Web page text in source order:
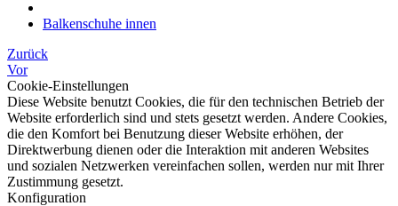
Balkenschuhe innen
Zurück
Vor
Cookie-Einstellungen
Diese Website benutzt Cookies, die für den technischen Betrieb der
Website erforderlich sind und stets gesetzt werden. Andere Cookies,
die den Komfort bei Benutzung dieser Website erhöhen, der
Direktwerbung dienen oder die Interaktion mit anderen Websites
und sozialen Netzwerken vereinfachen sollen, werden nur mit Ihrer
Zustimmung gesetzt.
Konfiguration